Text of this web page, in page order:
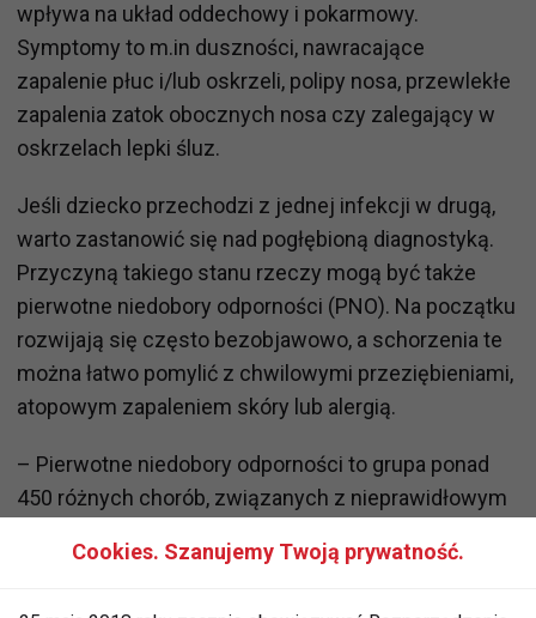
wpływa na układ oddechowy i pokarmowy.
Symptomy to m.in duszności, nawracające
zapalenie płuc i/lub oskrzeli, polipy nosa, przewlekłe
zapalenia zatok obocznych nosa czy zalegający w
oskrzelach lepki śluz.
Jeśli dziecko przechodzi z jednej infekcji w drugą,
warto zastanowić się nad pogłębioną diagnostyką.
Przyczyną takiego stanu rzeczy mogą być także
pierwotne niedobory odporności (PNO). Na początku
rozwijają się często bezobjawowo, a schorzenia te
można łatwo pomylić z chwilowymi przeziębieniami,
atopowym zapaleniem skóry lub alergią.
– Pierwotne niedobory odporności to grupa ponad
450 różnych chorób, związanych z nieprawidłowym
lub jego elementów. Należy zbadać dziecko pod
Cookies. Szanujemy Twoją prywatność.